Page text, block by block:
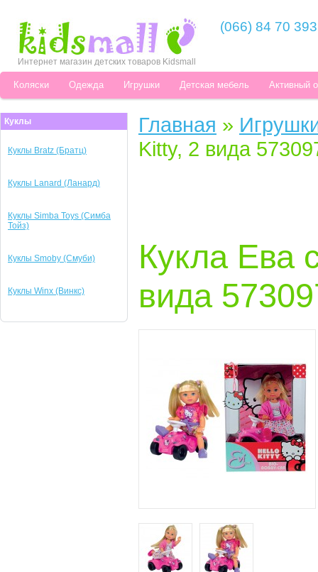
Интернет магазин детских товаров Kidsmall
(066) 84 70 393
Коляски Одежда Игрушки Детская мебель Активный
Куклы
Куклы Bratz (Брaтц)
Куклы Lanard (Ланард)
Куклы Simba Toys (Симба
Тойз)
Куклы Smoby (Смуби)
Куклы Winx (Винкс)
Главная »
Kitty, 2 вида
Кукла Ева
вида